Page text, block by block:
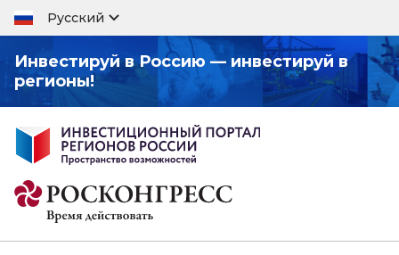
Русский
Инвестируй в Россию — инвестируй в
регионы!